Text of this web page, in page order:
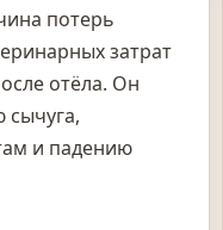
потерь
затрат
отёла. Он
сычуга,
и падению